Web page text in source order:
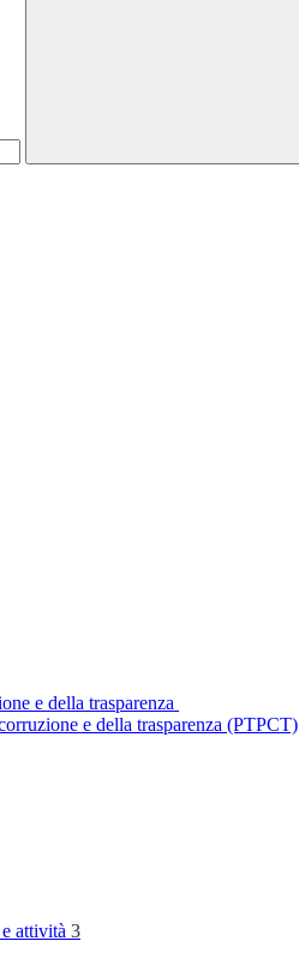
e della trasparenza
e della trasparenza (PTPCT)
attività 3